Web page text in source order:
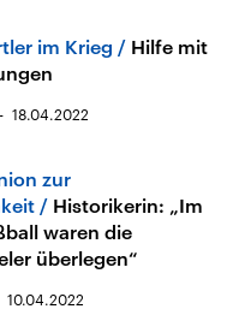
im Krieg
Hilfe mit
18.04.2022
zur
Historikerin: „Im
waren die
überlegen“
10.04.2022